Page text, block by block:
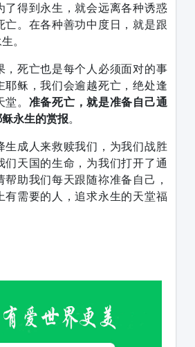
了得到永生，就会远离各种诱惑
亡。在各种善功中度日，就是跟
。
，死亡也是每个人必须面对的事
耶稣，我们会逾越死亡，绝处逢
。 准备死亡，就是准备自己通
永生的赏报。
生成人来救赎我们，为我们战胜
们天国的生命，为我们打开了通
助我们每天跟随祢准备自己，
有需要的人，追求永生的天堂福